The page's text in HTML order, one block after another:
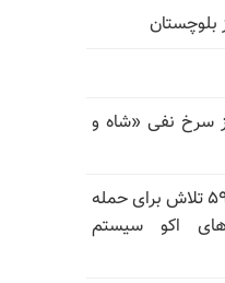
بلوچستان
سرخ نفی «شاه و
۱۴ میلیون و ۶۲۸ هزار و ۵۹۵ تلاش برای حمله
اکو سیستم